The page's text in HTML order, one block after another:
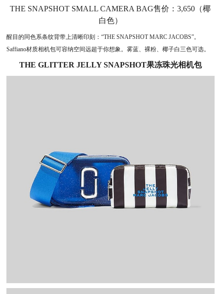
THE SNAPSHOT SMALL CAMERA BAG售价：3,650（椰
白色）
醒目的同色系条纹背带上清晰印刻：“THE SNAPSHOT MARC JACOBS”。
Saffiano材质相机包可容纳空间远超于你想象。雾蓝、裸粉、椰子白三色可选。
THE GLITTER JELLY SNAPSHOT果冻珠光相机包